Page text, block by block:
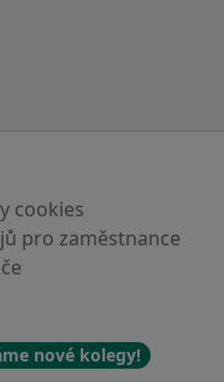
cookies
pro zaměstnance
nové kolegy!